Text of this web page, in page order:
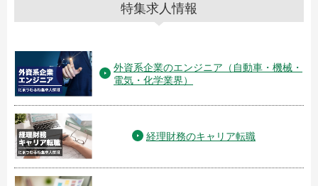
特集求人情報
外資系企業のエンジニア（自動車・機械・
電気・化学業界）
経理財務のキャリア転職